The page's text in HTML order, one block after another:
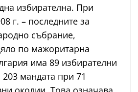
избирателна. При
г. – последните за
събрание,
по мажоритарна
има 89 избирателни
мандата при 71